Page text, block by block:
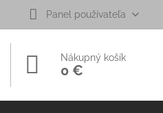
Panel používateľa
Nákupný košík
0 €